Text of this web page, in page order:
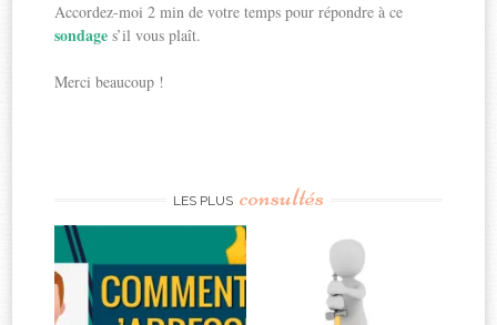
Accordez-moi 2 min de votre temps pour répondre à ce
sondages’il vous plaît.
Merci beaucoup !
LES PLUS consultés